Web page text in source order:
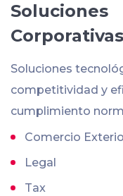
Soluciones
Corporativas
Soluciones
competitividad y
cumplimiento
Comercio
Legal
Tax